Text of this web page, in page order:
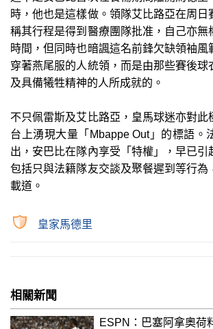
時，他也是這樣做。領隊艾比路亞在周日
稱其行程是得到醫療團隊批准，自己亦無
時間，但同時也暗諷這名前鋒欠缺領袖風
穿著燕尾服的人統領，而是由那些賽後球
及具備犧牲精神的人所成就的。
不只佩雷斯及艾比路亞，皇馬球迷亦對此
台上湧現大量「Mbappe Out」的標語。
出，安巴比在隊內享受「特權」，早已引
包括只與法籍隊友交談及聚餐遲到等行為
載道。
皇家馬德里
相關新聞
ESPN：巴塞阿拿奧荷